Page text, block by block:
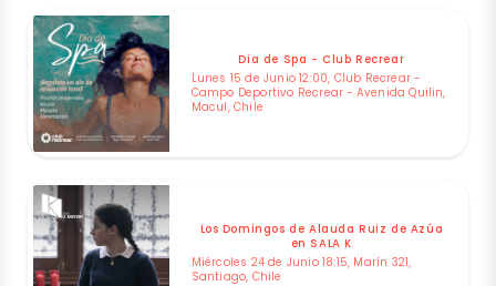
Dia de Spa - Club Recrear
Lunes 15 de Junio 12:00, Club Recrear -
Campo Deportivo Recrear - Avenida Quilin,
Macul, Chile
Los Domingos de Alauda Ruiz de Azúa
en SALA K
Miércoles 24 de Junio 18:15, Marín 321,
Santiago, Chile